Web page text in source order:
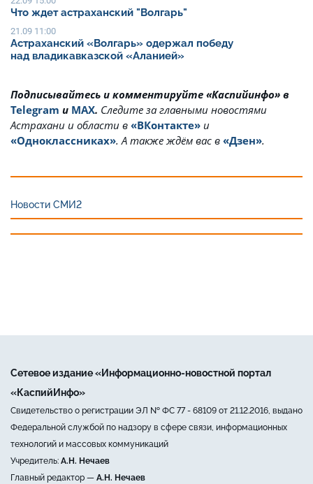
Что ждет астраханский "Волгарь"
21.09 11:00
Астраханский «Волгарь» одержал победу
над владикавказской «Аланией»
Подписывайтесь и комментируйте «Каспийинфо» в
Telegram и MAX. Cледите за главными новостями
Астрахани и области в «ВКонтакте» и
«Одноклассниках». А также ждём вас в «Дзен».
Новости СМИ2
Сетевое издание «Информационно-новостной портал
«КаспийИнфо»
Свидетельство о регистрации ЭЛ № ФС 77 - 68109 от 21.12.2016, выдано
Федеральной службой по надзору в сфере связи, информационных
технологий и массовых коммуникаций
Учредитель: А.Н. Нечаев
Главный редактор — А.Н. Нечаев